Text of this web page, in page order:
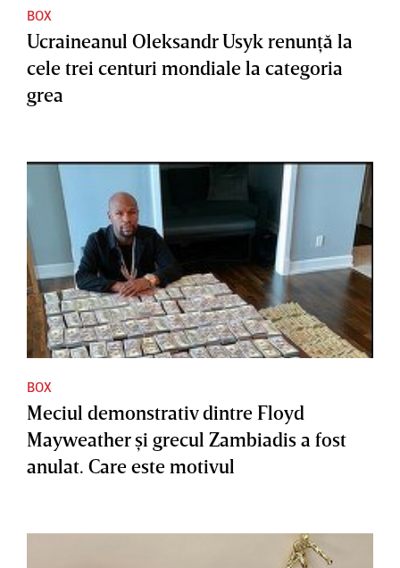
BOX
Ucraineanul Oleksandr Usyk renunţă la
cele trei centuri mondiale la categoria
grea
BOX
Meciul demonstrativ dintre Floyd
Mayweather şi grecul Zambiadis a fost
anulat. Care este motivul